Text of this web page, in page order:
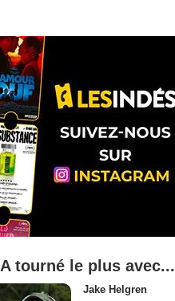
A tourné le plus avec...
Jake Helgren